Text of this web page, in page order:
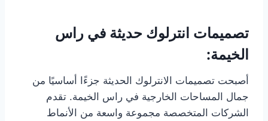
تصميمات انترلوك حديثة في راس
الخيمة:
أصبحت تصميمات الانترلوك الحديثة جزءًا أساسيًا من
جمال المساحات الخارجية في راس الخيمة. تقدم
الشركات المتخصصة مجموعة واسعة من الأنماط